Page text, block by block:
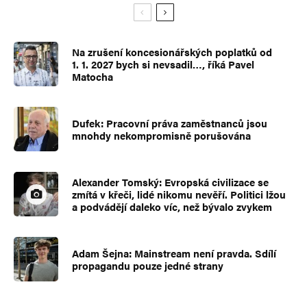
Na zrušení koncesionářských poplatků od
1. 1. 2027 bych si nevsadil…, říká Pavel
Matocha
Dufek: Pracovní práva zaměstnanců jsou
mnohdy nekompromisně porušována
Alexander Tomský: Evropská civilizace se
zmítá v křeči, lidé nikomu nevěří. Politici lžou
a podvádějí daleko víc, než bývalo zvykem
Adam Šejna: Mainstream není pravda. Sdílí
propagandu pouze jedné strany